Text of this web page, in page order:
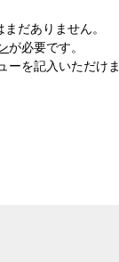
だありません。
が必要です。
ーを記入いただけま